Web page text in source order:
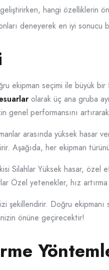
geliştirirken, hangi özelliklerin
deneyerek en iyi sonucu
ekipman seçimi ile büyük
olarak üç ana gruba
genel performansını
arasında yüksek hasar
Aşağıda, her ekipman
Silahlar Yüksek hasar, özel
Özel yetenekler, hız
şekillendirir. Doğru
önüne geçirecektir!